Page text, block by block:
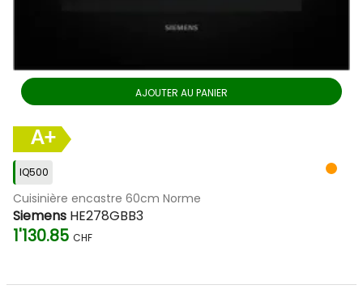
AJOUTER AU PANIER
A+
IQ500
Cuisinière encastre 60cm Norme
Siemens HE278GBB3
1'130.85 CHF